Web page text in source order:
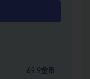
69.9金币